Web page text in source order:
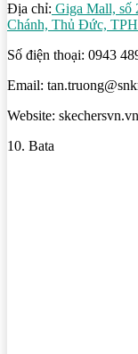
Địa chỉ: Giga Mall, số
Chánh, Thủ Đức,
Số điện thoại: 0943
Email:
Website: skechersvn.vn
10. Bata